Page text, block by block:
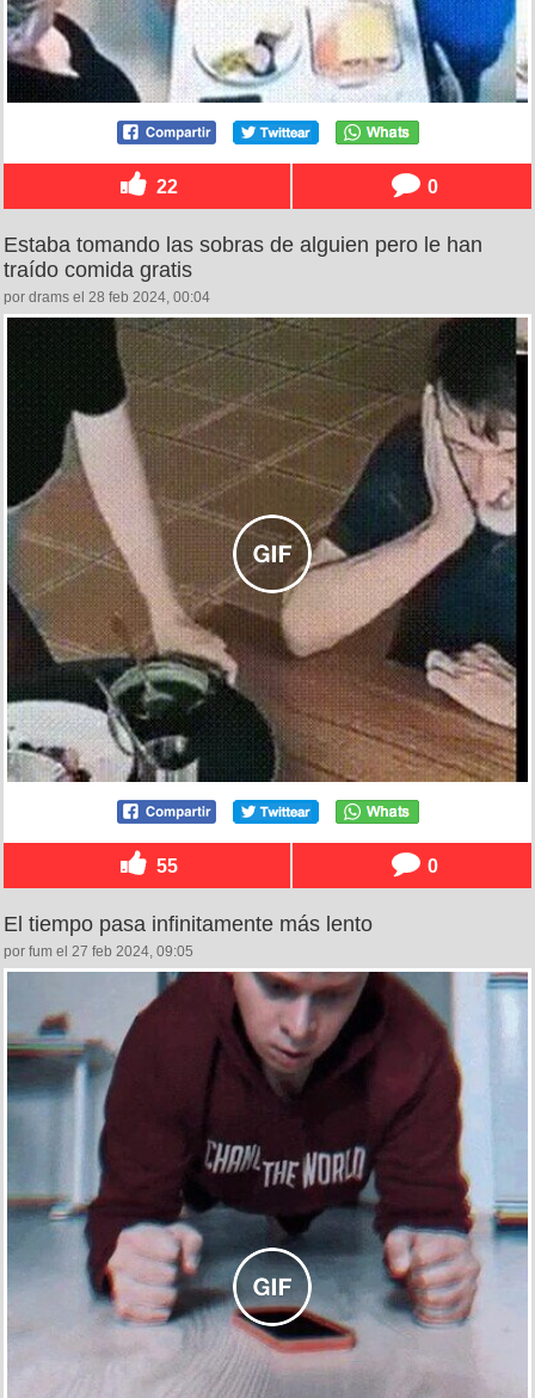
22 0
Estaba tomando las sobras de alguien pero le han
traído comida gratis
por drams el 28 feb 2024, 00:04
55 0
El tiempo pasa infinitamente más lento
por fum el 27 feb 2024, 09:05